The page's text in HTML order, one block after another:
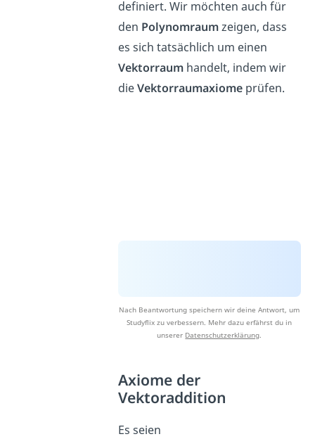
definiert. Wir möchten auch für
den Polynomraumzeigen, dass
es sich tatsächlich um einen
Vektorraumhandelt, indem wir
dieVektorraumaxiomeprüfen.
Nach Beantwortung speichern wir deine Antwort, um
Studyflix zu verbessern. Mehr dazu erfährst du in
unserer Datenschutzerklärung.
Axiome der
Vektoraddition
Es seien